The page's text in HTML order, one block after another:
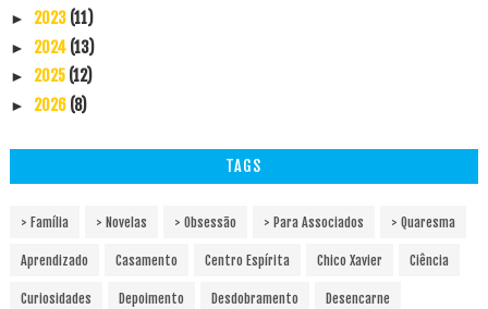
► 2023 (11)
► 2024 (13)
► 2025 (12)
► 2026 (8)
TAGS
> Família > Novelas > Obsessão > Para Associados > Quaresma
Aprendizado Casamento Centro Espírita Chico Xavier Ciência
Curiosidades Depoimento Desdobramento Desencarne